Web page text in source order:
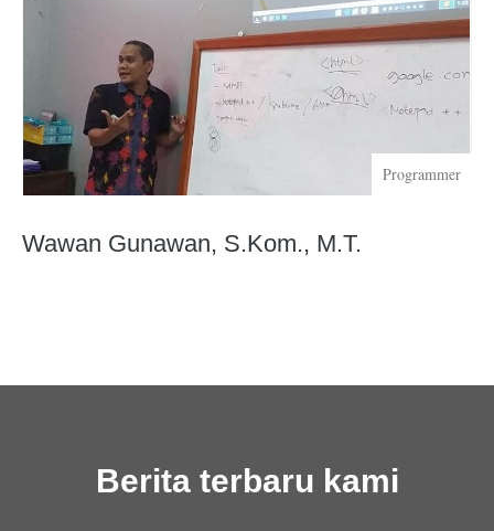
Programmer
Wawan Gunawan, S.Kom., M.T.
Berita terbaru kami